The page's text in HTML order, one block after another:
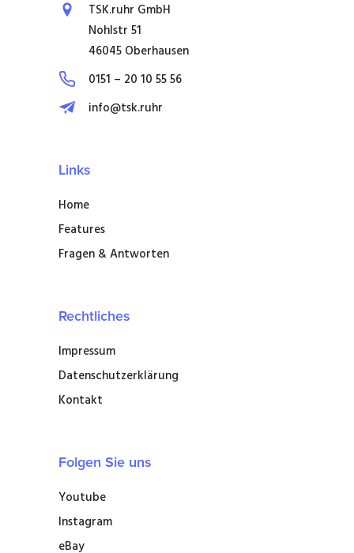
TSK.ruhr GmbH
Nohlstr 51
46045 Oberhausen
0151 – 20 10 55 56
info@tsk.ruhr
Links
Home
Features
Fragen & Antworten
Rechtliches
Impressum
Datenschutzerklärung
Kontakt
Folgen Sie uns
Youtube
Instagram
eBay